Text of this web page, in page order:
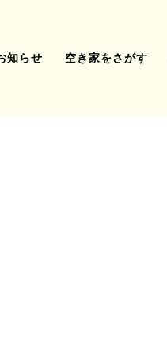
知らせ 空き家をさがす